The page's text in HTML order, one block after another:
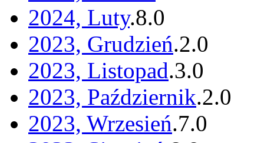
2024, Luty.8.0
2023, Grudzień.2.0
2023, Listopad.3.0
2023, Październik.2.0
2023, Wrzesień.7.0